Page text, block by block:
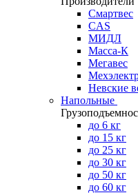
Смартвес
CAS
МИДЛ
Масса-К
Мегавес
Невские
Напольные
до 6 кг
до 15 кг
до 25 кг
до 30 кг
до 50 кг
до 60 кг